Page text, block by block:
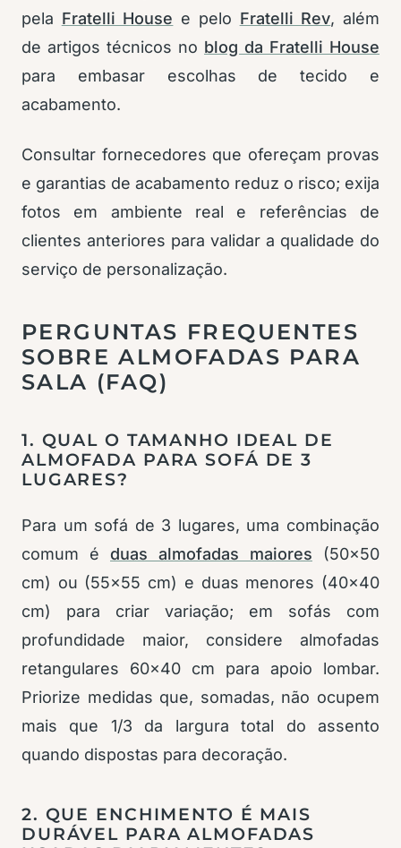
pela Fratelli House e pelo Fratelli Rev, além
de artigos técnicos no blog da Fratelli House
para embasar escolhas de tecido e
acabamento.
Consultar fornecedores que ofereçam provas
e garantias de acabamento reduz o risco; exija
fotos em ambiente real e referências de
clientes anteriores para validar a qualidade do
serviço de personalização.
PERGUNTAS FREQUENTES
SOBRE ALMOFADAS PARA
SALA (FAQ)
1. QUAL O TAMANHO IDEAL DE
ALMOFADA PARA SOFÁ DE 3
LUGARES?
Para um sofá de 3 lugares, uma combinação
comum é duas almofadas maiores (50×50
cm) ou (55×55 cm) e duas menores (40×40
cm) para criar variação; em sofás com
profundidade maior, considere almofadas
retangulares 60×40 cm para apoio lombar.
Priorize medidas que, somadas, não ocupem
mais que 1/3 da largura total do assento
quando dispostas para decoração.
2. QUE ENCHIMENTO É MAIS
DURÁVEL PARA ALMOFADAS